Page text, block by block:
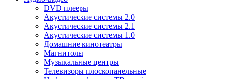
DVD плееры
Акустические системы 2.0
Акустические системы 2.1
Акустические системы 1.0
Домашние кинотеатры
Магнитолы
Музыкальные центры
Телевизоры плоскопанельные